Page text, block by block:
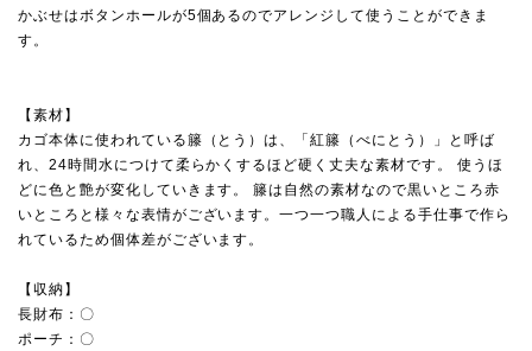
かぶせはボタンホールが5個あるのでアレンジして使うことができま
す。
【素材】
カゴ本体に使われている籐（とう）は、「紅籐（べにとう）」と呼ば
れ、24時間水につけて柔らかくするほど硬く丈夫な素材です。 使うほ
どに色と艶が変化していきます。 籐は自然の素材なので黒いところ赤
いところと様々な表情がございます。一つ一つ職人による手仕事で作ら
れているため個体差がございます。
【収納】
長財布：〇
ポーチ：〇